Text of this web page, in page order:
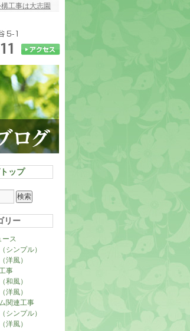
工事は大志園
ップ
リー
ース
シンプル）
洋風）
事
和風）
洋風）
関連工事
シンプル）
洋風）